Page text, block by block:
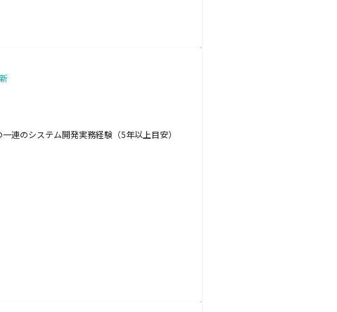
連のシステム開発実務経験（5年以上目安）